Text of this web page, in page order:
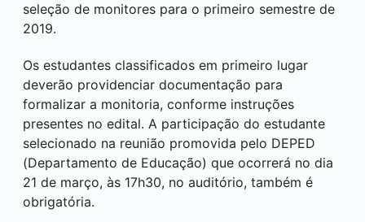
seleção de monitores para o primeiro semestre de
2019.
Os estudantes classificados em primeiro lugar
deverão providenciar documentação para
formalizar a monitoria, conforme instruções
presentes no edital. A participação do estudante
selecionado na reunião promovida pelo DEPED
(Departamento de Educação) que ocorrerá no dia
21 de março, às 17h30, no auditório, também é
obrigatória.